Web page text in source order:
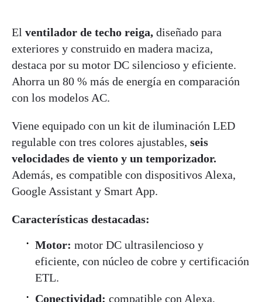
El ventilador de techo reiga, diseñado para
exteriores y construido en madera maciza,
destaca por su motor DC silencioso y eficiente.
Ahorra un 80 % más de energía en comparación
con los modelos AC.
Viene equipado con un kit de iluminación LED
regulable con tres colores ajustables, seis
velocidades de viento y un temporizador.
Además, es compatible con dispositivos Alexa,
Google Assistant y Smart App.
Características destacadas:
Motor: motor DC ultrasilencioso y
eficiente, con núcleo de cobre y certificación
ETL.
Conectividad: compatible con Alexa,